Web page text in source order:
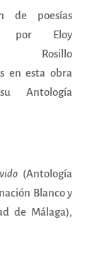
de poesías
por Eloy
Rosillo
en esta obra
Antología
(Antología
Blanco y
de Málaga),